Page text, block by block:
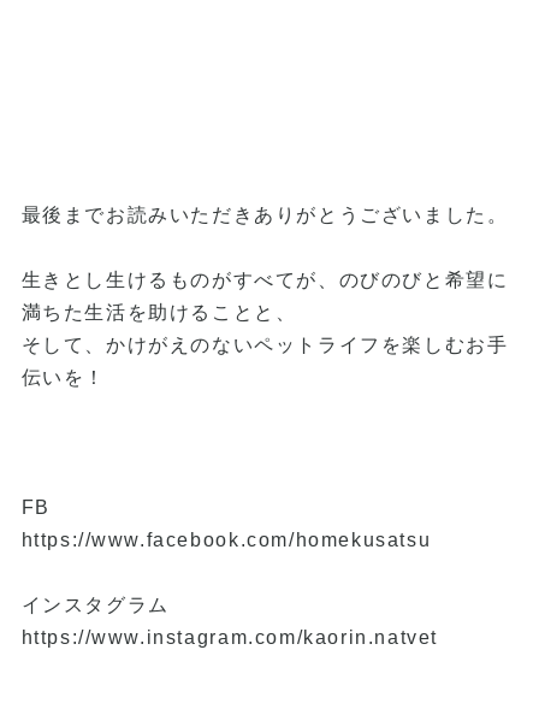
最後までお読みいただきありがとうございました。
生きとし生けるものがすべてが、のびのびと希望に
満ちた生活を助けることと、
そして、かけがえのないペットライフを楽しむお手
伝いを！
FB
https://www.facebook.com/homekusatsu
インスタグラム
https://www.instagram.com/kaorin.natvet